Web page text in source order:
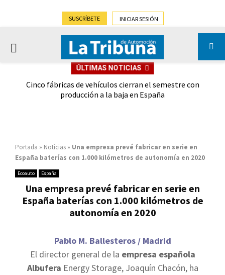
SUSCRÍBETE INICIAR SESIÓN
PRIMARY
ÚLTIMAS NOTICIAS
Cinco fábricas de vehículos cierran el semestre con
producción a la baja en España
Portada » Noticias » Una empresa prevé fabricar en serie en
España baterías con 1.000 kilómetros de autonomía en 2020
Ecoauto España
Una empresa prevé fabricar en serie en
España baterías con 1.000 kilómetros de
autonomía en 2020
Pablo M. Ballesteros / Madrid
El director general de la empresa española
Albufera Energy Storage, Joaquín Chacón, ha